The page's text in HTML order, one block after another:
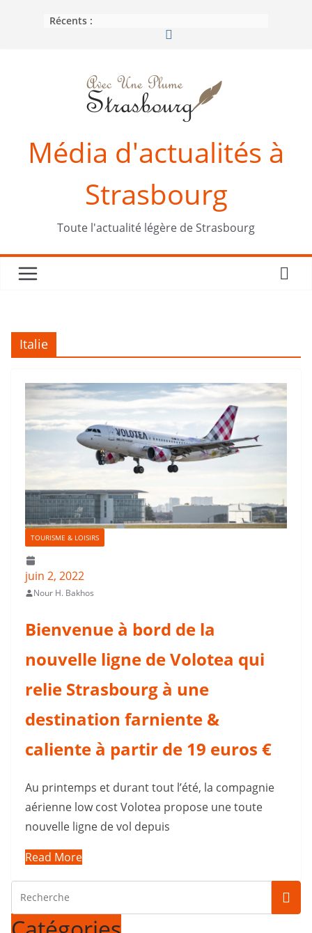
Récents :
Média d'actualités à
Strasbourg
Toute l'actualité légère de Strasbourg
Italie
TOURISME & LOISIRS
juin 2, 2022
Nour H. Bakhos
Bienvenue à bord de la
nouvelle ligne de Volotea qui
relie Strasbourg à une
destination farniente &
caliente à partir de 19 euros €
Au printemps et durant tout l’été, la compagnie
aérienne low cost Volotea propose une toute
nouvelle ligne de vol depuis
Read More